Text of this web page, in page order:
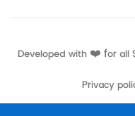
Developed with ❤️ for all